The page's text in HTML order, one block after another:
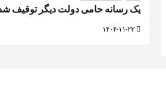
یک رسانه حامی دولت دیگر توقیف